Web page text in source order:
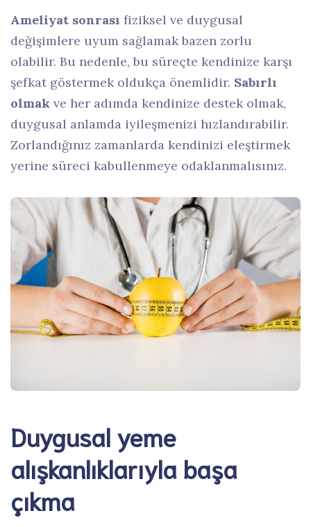
Ameliyat sonrası fiziksel ve duygusal
değişimlere uyum sağlamak bazen zorlu
olabilir. Bu nedenle, bu süreçte kendinize karşı
şefkat göstermek oldukça önemlidir. Sabırlı
olmak ve her adımda kendinize destek olmak,
duygusal anlamda iyileşmenizi hızlandırabilir.
Zorlandığınız zamanlarda kendinizi eleştirmek
yerine süreci kabullenmeye odaklanmalısınız.
Duygusal yeme
alışkanlıklarıyla başa
çıkma